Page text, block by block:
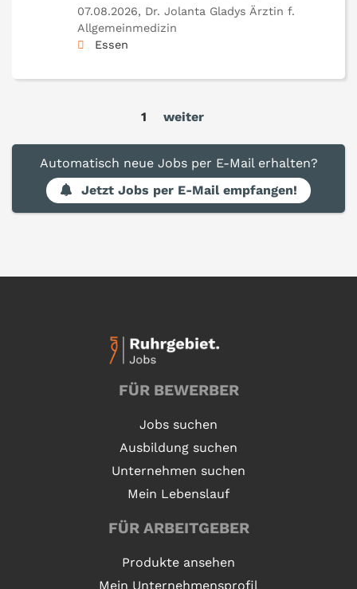
07.08.2026, Dr. Jolanta Gladys Ärztin f.
Allgemeinmedizin
Essen
1 weiter
Automatisch neue Jobs per E-Mail erhalten?
Jetzt Jobs per E-Mail empfangen!
FÜR BEWERBER
Jobs suchen
Ausbildung suchen
Unternehmen suchen
Mein Lebenslauf
FÜR ARBEITGEBER
Produkte ansehen
Mein Unternehmensprofil